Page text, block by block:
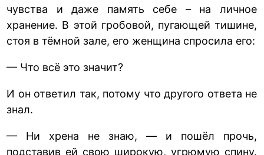
чувства и даже память себе – на личное
хранение. В этой гробовой, пугающей тишине,
стоя в тёмной зале, его женщина спросила его:
— Что всё это значит?
И он ответил так, потому что другого ответа не
знал.
— Ни хрена не знаю, — и пошёл прочь,
подставив ей свою широкую, угрюмую спину.